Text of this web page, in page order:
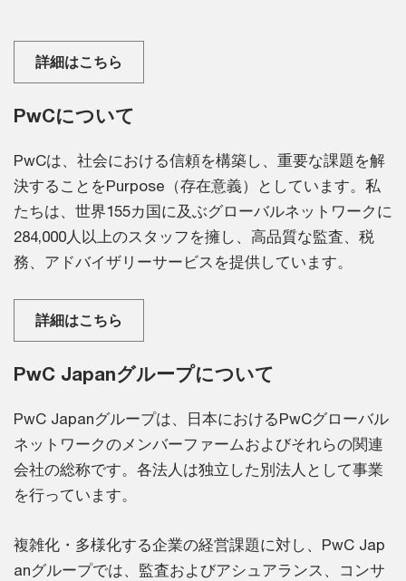
詳細はこちら
PwCについて
PwCは、社会における信頼を構築し、重要な課題を解
決することをPurpose（存在意義）としています。私
たちは、世界155カ国に及ぶグローバルネットワークに
284,000人以上のスタッフを擁し、高品質な監査、税
務、アドバイザリーサービスを提供しています。
詳細はこちら
PwC Japanグループについて
PwC Japanグループは、日本におけるPwCグローバル
ネットワークのメンバーファームおよびそれらの関連
会社の総称です。各法人は独立した別法人として事業
を行っています。
複雑化・多様化する企業の経営課題に対し、PwC Jap
anグループでは、監査およびアシュアランス、コンサ